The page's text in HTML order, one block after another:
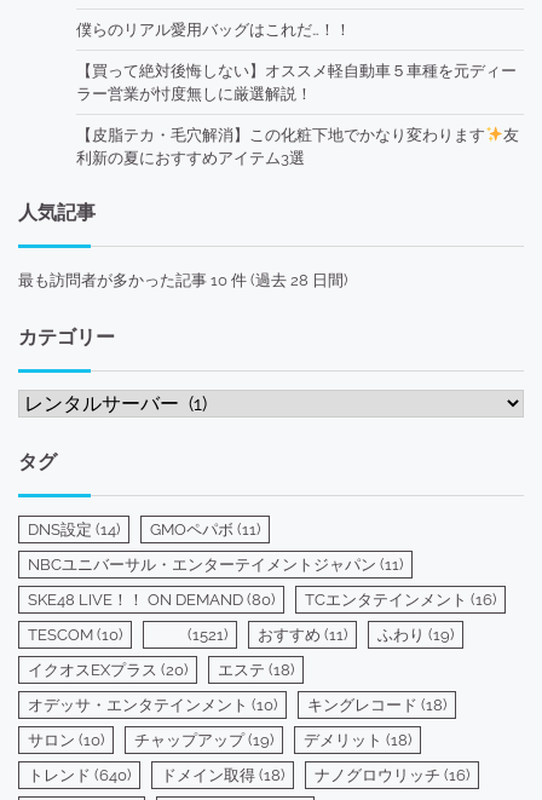
僕らのリアル愛用バッグはこれだ…！！
【買って絶対後悔しない】オススメ軽自動車５車種を元ディー
ラー営業が忖度無しに厳選解説！
【皮脂テカ・毛穴解消】この化粧下地でかなり変わります
友
利新の夏におすすめアイテム3選
人気記事
最も訪問者が多かった記事 10 件 (過去 28 日間)
カテゴリー
カ
ゴ
リ
ー
タグ
DNS設定 (14) GMOペパボ (11)
NBCユニバーサル・エンターテイメントジャパン (11)
SKE48 LIVE！！ ON DEMAND (80) TCエンタテインメント (16)
TESCOM (10) (1521) おすすめ (11) ふわり (19)
イクオスEXプラス (20) エステ (18)
オデッサ・エンタテインメント (10) キングレコード (18)
サロン (10) チャップアップ(19) デメリット (18)
トレンド (640) ドメイン取得 (18) ナノグロウリッチ (16)